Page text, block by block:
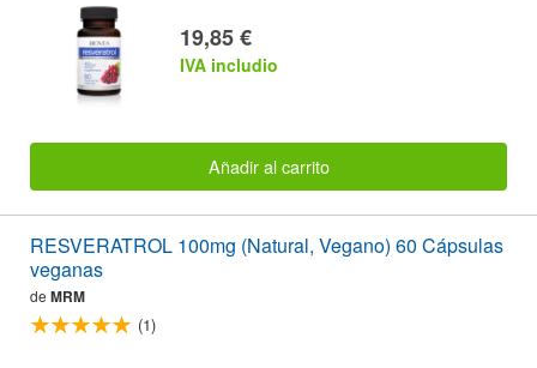
19,85 €
IVA includio
Añadir al carrito
RESVERATROL 100mg (Natural, Vegano) 60 Cápsulas
veganas
de MRM
(1)